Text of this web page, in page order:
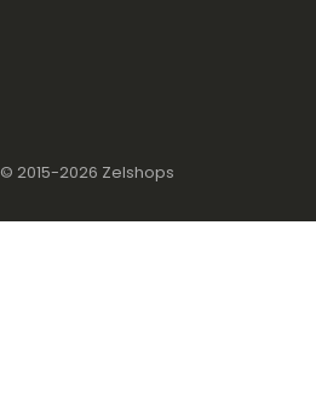
© 2015-2026 Zelshops